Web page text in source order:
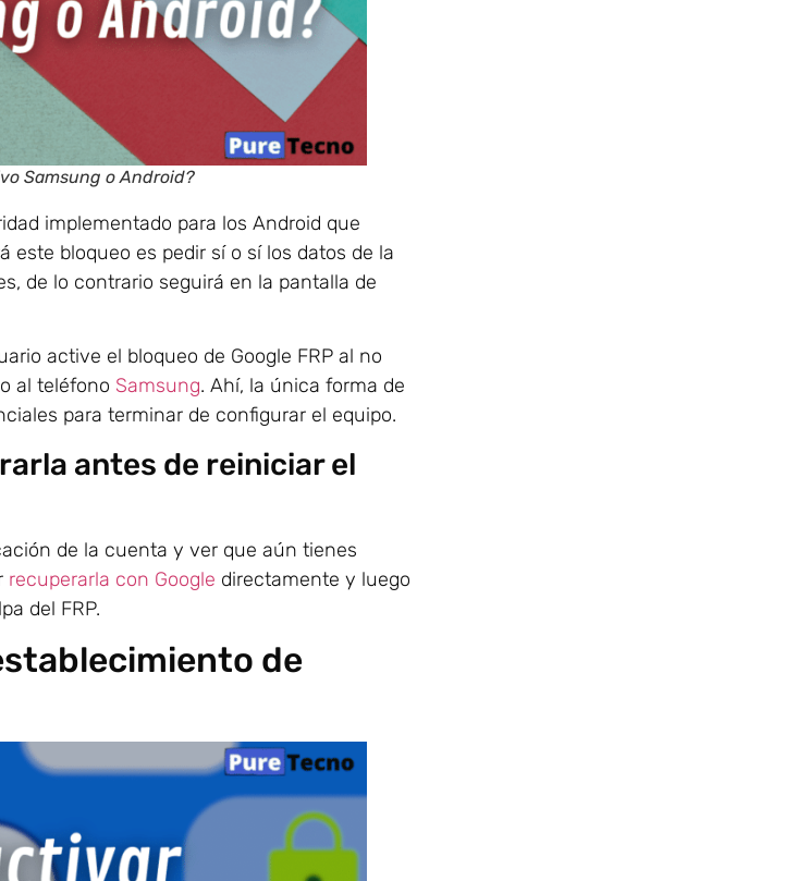
Samsung o Android?
implementado para los Android que
este bloqueo es pedir sí o sí los datos de la
de lo contrario seguirá en la pantalla de
active el bloqueo de Google FRP al no
al teléfono Samsung. Ahí, la única forma de
para terminar de configurar el equipo.
antes de reiniciar el
de la cuenta y ver que aún tienes
recuperarla con Google directamente y luego
del FRP.
de